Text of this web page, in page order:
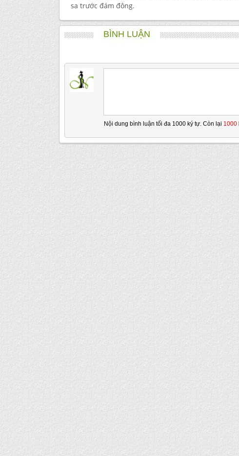
sa trước đám đông.
BÌNH LUẬN
Nội dung bình luận tối đa 1000 ký tự. Còn lại 1000